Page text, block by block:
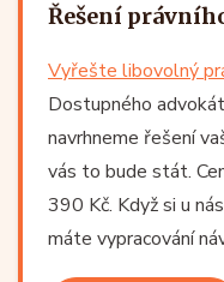
Řešení
Vyřešte libovolný
Dostupného
navrhneme řešení
vás to bude stát.
390 Kč. Když si u
máte vypracování